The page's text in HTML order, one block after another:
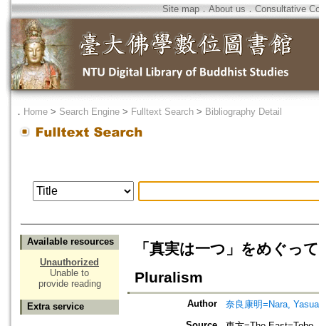
Site map．About us ． Consultative
． Home > Search Engine > Fulltext Search > Bibliography Detail
Available resources
Unauthorized
Unable to
provide reading
Extra service
「真実は一つ」をめぐっ
Pluralism
Author
奈良康明=Nara,